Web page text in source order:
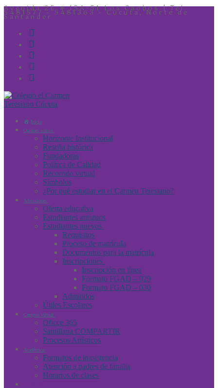
Avenida 2E # 15A-51 Los Caobos | Tel
5481577 – 5481363 – Cúcuta, Norte de
Santander
Inicio
Quiénes somos
Horizonte Institucional
Reseña histórica
Fundadoras
Política de Calidad
Recorrido virtual
Símbolos
¿Por qué estudiar en el Carmen Teresiano?
Admisiones
Oferta educativa
Estudiantes antiguos
Estudiantes nuevos
Requisitos
Proceso de matrícula
Documentos para la matrícula
Inscripciones
Inscripción en línea
Formato FGAD – 029
Formato FGAD – 030
Admitidos
Útiles Escolares
Campus virtual
Oficce 365
Santillana COMPARTIR
Procesos Artísticos
Académico
Formatos de inasistencia
Atención a padres de familia
Horarios de clases